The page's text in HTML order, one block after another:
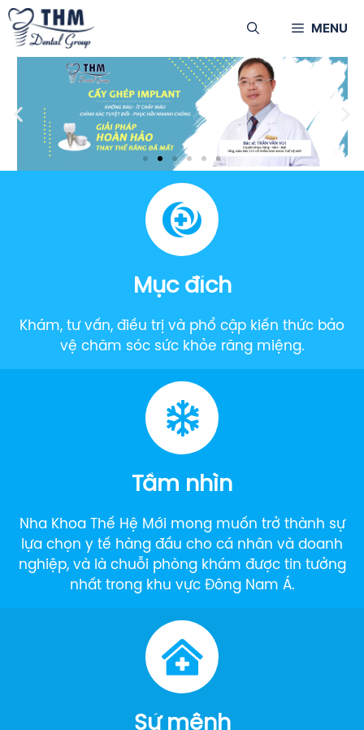
MENU
Mục đích
Khám, tư vấn, điều trị và phổ cập kiến thức bảo
vệ chăm sóc sức khỏe răng miệng.
Tầm nhìn
Nha Khoa Thế Hệ Mới mong muốn trở thành sự
lựa chọn y tế hàng đầu cho cá nhân và doanh
nghiệp, và là chuỗi phòng khám được tin tưởng
nhất trong khu vực Đông Nam Á.
Sứ mệnh